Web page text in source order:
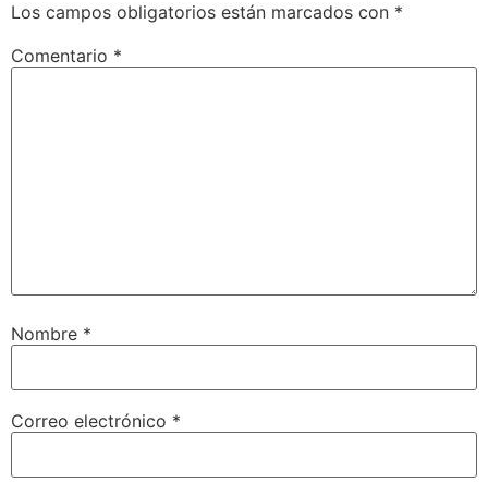
Los campos obligatorios están marcados con *
Comentario *
Nombre *
Correo electrónico *